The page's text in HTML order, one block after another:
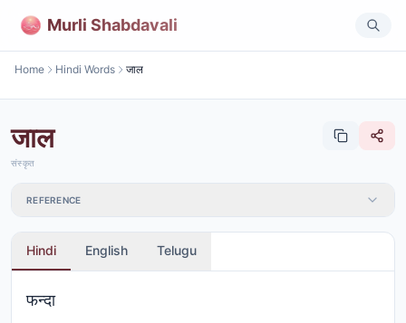
Murli Shabdavali
Home Hindi Words जाल
जाल
संस्कृत
REFERENCE
Hindi English Telugu
फन्दा